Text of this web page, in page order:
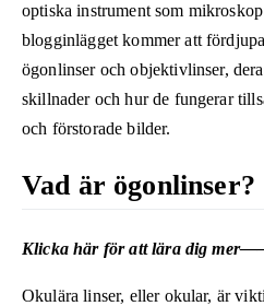
optiska instrument som
blogginlägget kommer att
ögonlinser och objektivlinser,
skillnader och hur de fungerar
och förstorade bilder.
Vad är ögonlinser?
Klicka här för att lära dig
Okulära linser, eller okular, är